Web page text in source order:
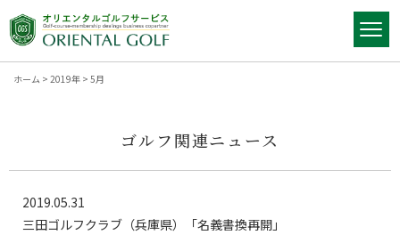
ホーム > 2019年 > 5月
ゴルフ関連ニュース
2019.05.31
三田ゴルフクラブ（兵庫県）「名義書換再開」